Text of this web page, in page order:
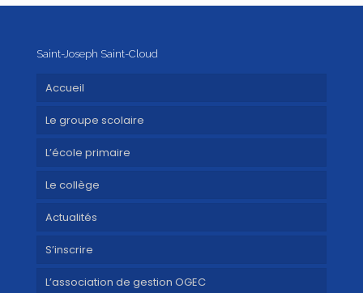
Saint-Joseph Saint-Cloud
Accueil
Le groupe scolaire
L’école primaire
Le collège
Actualités
S’inscrire
L’association de gestion OGEC